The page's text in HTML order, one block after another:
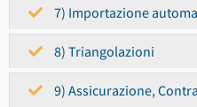
7) Importazione
8) Triangolazioni
9) Assicurazione,